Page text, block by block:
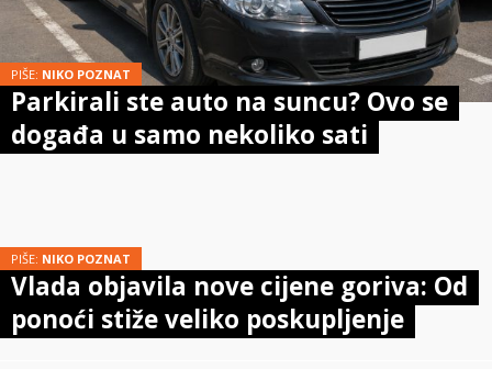
PIŠE: NIKO POZNAT
Parkirali ste auto na suncu? Ovo se
događa u samo nekoliko sati
PIŠE: NIKO POZNAT
Vlada objavila nove cijene goriva: Od
ponoći stiže veliko poskupljenje